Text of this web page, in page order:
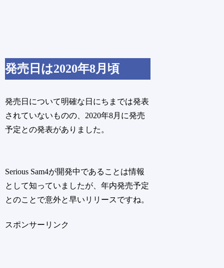
発売日は2020年8月頃
発売日について明確な日にちまでは発表
されていないものの、2020年8月に発売
予定との発表がありました。
Serious Sam4が開発中であることは情報
として知っていましたが、年内発売予定
とのことで意外と早いリリースですね。
スポンサーリンク